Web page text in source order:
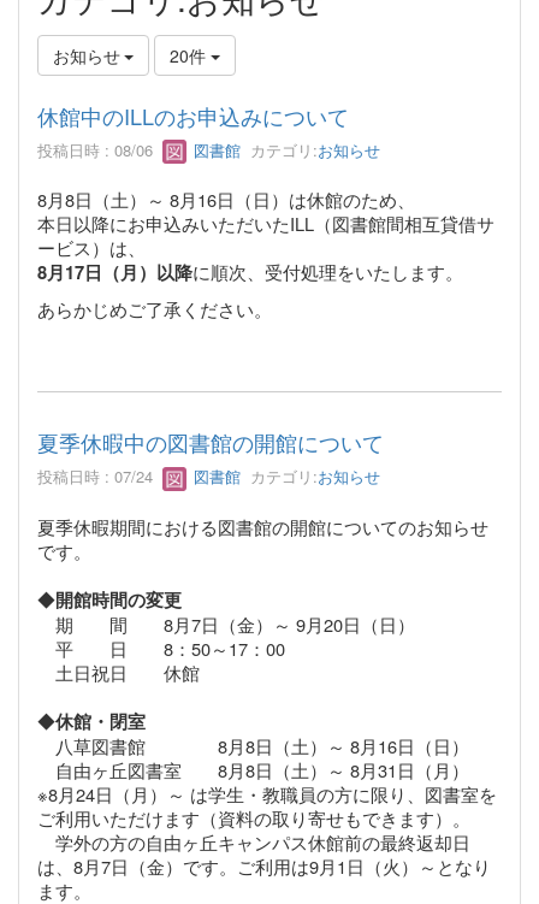
お知らせ 20件
休館中のILLのお申込みについて
投稿日時 : 08/06 図書館 カテゴリ:お知らせ
8月8日（土）～ 8月16日（日）は休館のため、
本日以降にお申込みいただいたILL（図書館間相互貸借サ
ービス）は、
8月17日（月）以降に順次、受付処理をいたします。
あらかじめご了承ください。
夏季休暇中の図書館の開館について
投稿日時 : 07/24 図書館 カテゴリ:お知らせ
夏季休暇期間における図書館の開館についてのお知らせ
です。
◆開館時間の変更
期 間 8月7日（金）～ 9月20日（日）
平 日 8：50～17：00
土日祝日 休館
◆休館・閉室
八草図書館 8月8日（土）～ 8月16日（日）
自由ヶ丘図書室 8月8日（土）～ 8月31日（月）
※8月24日（月）～ は学生・教職員の方に限り、図書室を
ご利用いただけます（資料の取り寄せもできます）。
学外の方の自由ヶ丘キャンパス休館前の最終返却日
は、8月7日（金）です。ご利用は9月1日（火）～となり
ます。